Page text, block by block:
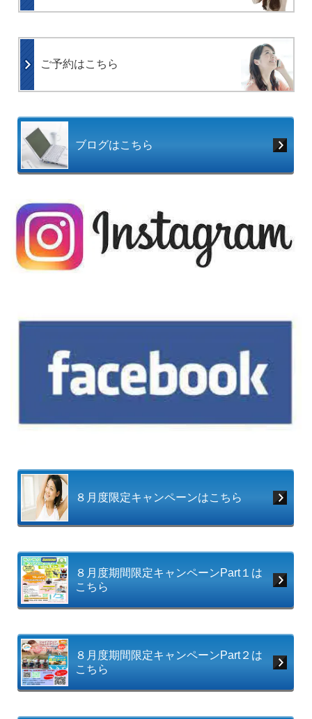
ご予約はこちら
ブログはこちら
８月度限定キャンペーンはこちら
８月度期間限定キャンペーンPart１は
こちら
８月度期間限定キャンペーンPart２は
こちら